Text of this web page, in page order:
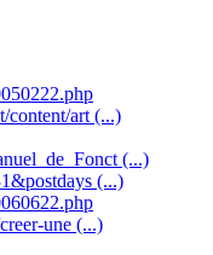
content/art (...)
(...)
(...)
une (...)